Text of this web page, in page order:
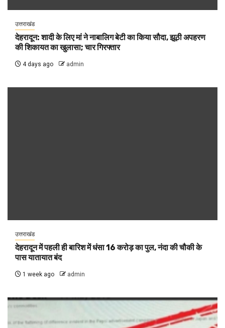
उत्तराखंड
देहरादून: शादी के लिए मां ने नाबालिग बेटी का किया सौदा, झूठी अपहरण
की शिकायत का खुलासा; चार गिरफ्तार
4 days ago admin
उत्तराखंड
देहरादून में पहली ही बारिश में धंसा 16 करोड़ का पुल, नंदा की चौकी के
पास यातायात बंद
1 week ago admin